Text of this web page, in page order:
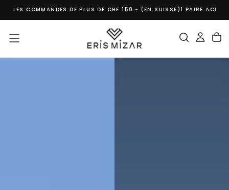
PASSER
CONTENU
DE PLUS DE CHF 150.- (EN SUISSE)1 PAIRE ACHETEE = 1